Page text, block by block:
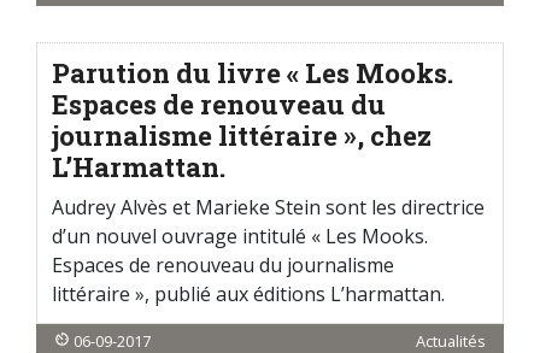
Parution du livre « Les Mooks.
Espaces de renouveau du
journalisme littéraire », chez
L’Harmattan.
Audrey Alvès et Marieke Stein sont les directrice
d’un nouvel ouvrage intitulé « Les Mooks.
Espaces de renouveau du journalisme
littéraire », publié aux éditions L’harmattan.
06-09-2017 Actualités